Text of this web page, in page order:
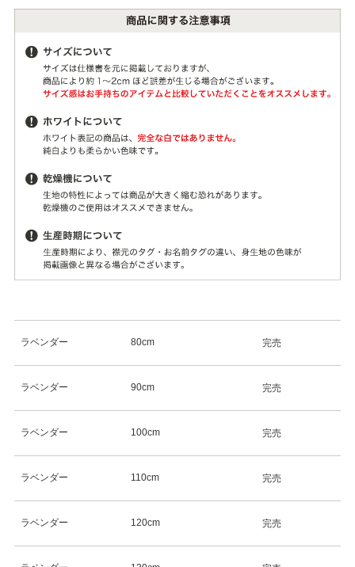
ラベンダー 80cm 完売
ラベンダー 90cm 完売
ラベンダー 100cm 完売
ラベンダー 110cm 完売
ラベンダー 120cm 完売